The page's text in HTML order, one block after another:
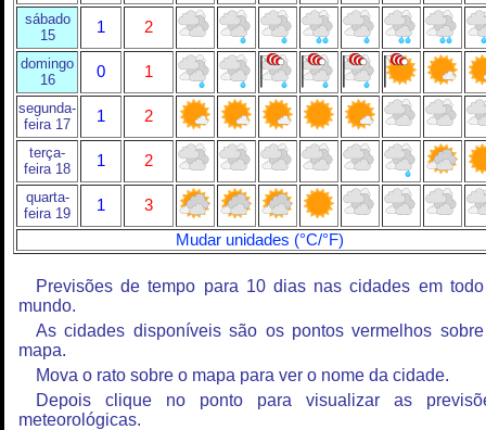
sábado
15
1 2
domingo
16
0 1
segunda-
feira 17
1 2
terça-
feira 18
1 2
quarta-
feira 19
1
3
Mudar unidades (°C/°F)
Previsões de tempo para 10 dias nas cidades em
mundo.
As cidades disponíveis são os pontos vermelhos
mapa.
Mova o rato sobre o mapa para ver o nome da cidade.
Depois clique no ponto para visualizar as
meteorológicas.